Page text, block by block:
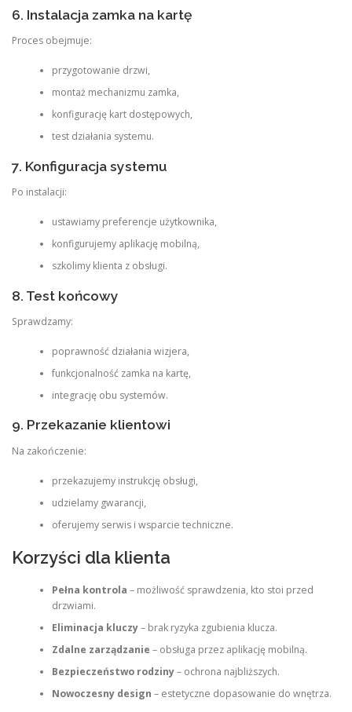
6. Instalacja zamka na kartę
Proces obejmuje:
przygotowanie drzwi,
montaż mechanizmu zamka,
konfigurację kart dostępowych,
test działania systemu.
7. Konfiguracja systemu
Po instalacji:
ustawiamy preferencje użytkownika,
konfigurujemy aplikację mobilną,
szkolimy klienta z obsługi.
8. Test końcowy
Sprawdzamy:
poprawność działania wizjera,
funkcjonalność zamka na kartę,
integrację obu systemów.
9. Przekazanie klientowi
Na zakończenie:
przekazujemy instrukcję obsługi,
udzielamy gwarancji,
oferujemy serwis i wsparcie techniczne.
Korzyści dla klienta
Pełna kontrola – możliwość sprawdzenia, kto stoi przed
drzwiami.
Eliminacja kluczy– brak ryzyka zgubienia klucza.
Zdalne zarządzanie – obsługa przez aplikację mobilną.
Bezpieczeństwo rodziny– ochrona najbliższych.
Nowoczesny design – estetyczne dopasowanie do wnętrza.